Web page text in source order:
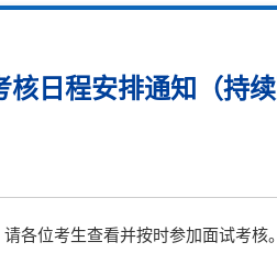
日程安排通知（持续
各位考生查看并按时参加面试考核